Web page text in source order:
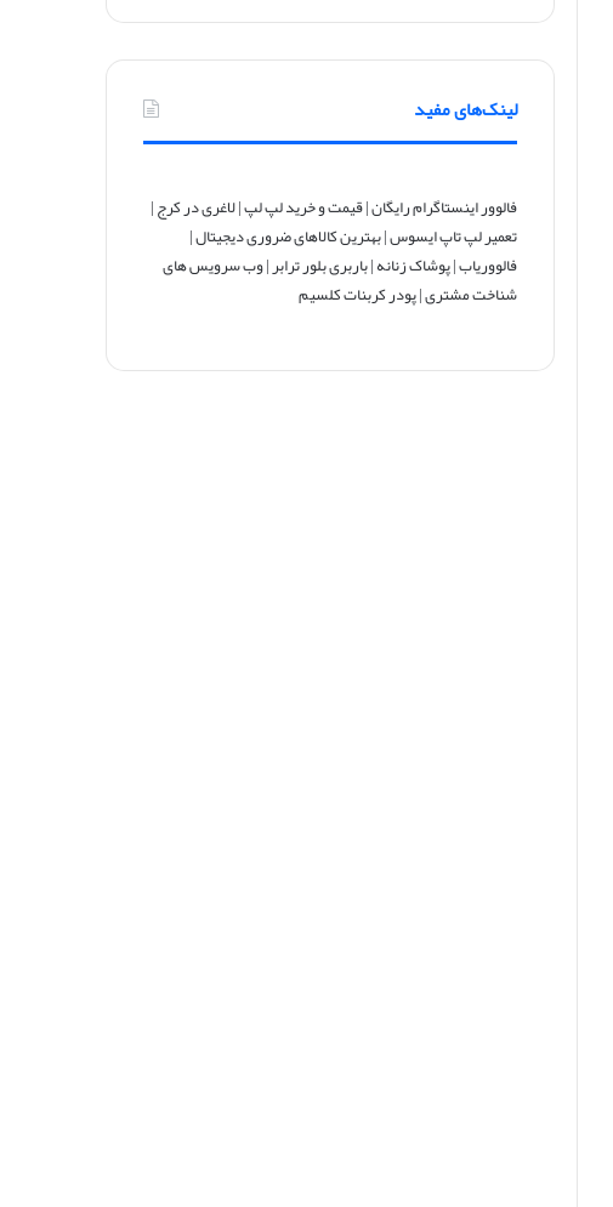
لینک‌های مفید
فالوور اینستاگرام رایگان|قیمت و خرید لپ لپ|لاغری در کرج|
تعمیر لپ تاپ ایسوس|بهترین کالاهای ضروری دیجیتال|
فالووریاب|پوشاک زنانه|باربری بلور ترابر|وب سرویس های
شناخت مشتری|پودر کربنات کلسیم